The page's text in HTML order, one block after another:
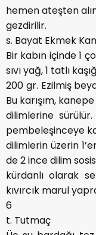
hemen ateşten
gezdirilir.
s. Bayat Ekmek
Bir kabın içinde 1
sıvı yağ, 1 tatlı
200 gr. Ezilmiş
Bu karışım,
dilimlerine
pembeleşinceye
dilimlerin üzerin
de 2 ince dilim
kürdanlı olarak
kıvırcık marul
6
t. Tutmaç